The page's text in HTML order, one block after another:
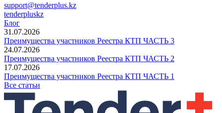
support@tenderplus.kz
tenderpluskz
Блог
31.07.2026
Преимущества участников Реестра КТП ЧАСТЬ 3
24.07.2026
Преимущества участников Реестра КТП ЧАСТЬ 2
17.07.2026
Преимущества участников Реестра КТП ЧАСТЬ 1
Все статьи